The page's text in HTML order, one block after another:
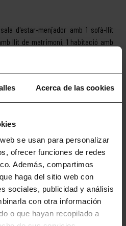
Acerca de las cookies
se usan para personalizar
ofrecer funciones de redes
Además, compartimos
haga del sitio web con
sociales, publicidad y análisis
con otra información
o que hayan recopilado a
d'estar-menjador amb 1 sofà-llit
llit de matrimoni, 1 habitació amb
disponibilitat, 1 bany amb
o terrassa subjecte a disponibilitat.